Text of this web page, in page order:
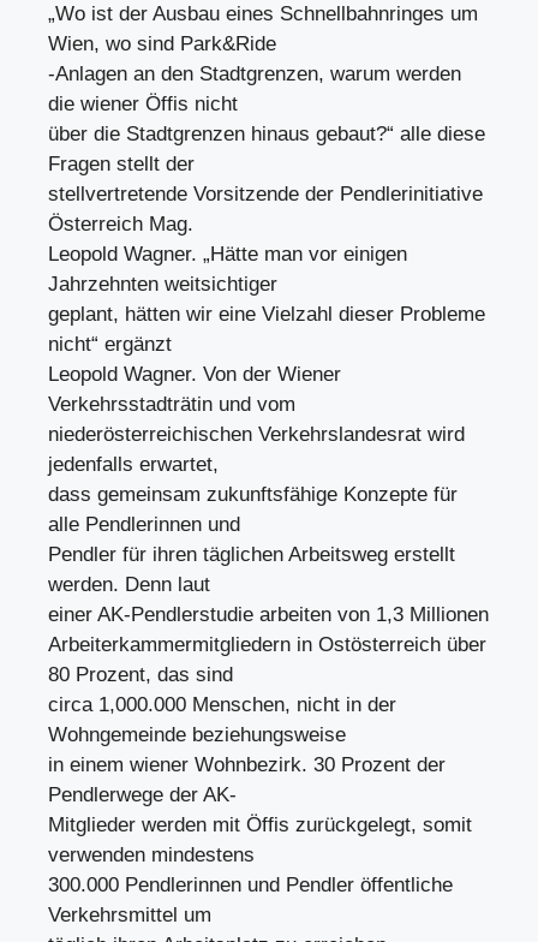
„Wo ist der Ausbau eines Schnellbahnringes um
Wien, wo sind Park&Ride
-Anlagen an den Stadtgrenzen, warum werden
die wiener Öffis nicht
über die Stadtgrenzen hinaus gebaut?“ alle diese
Fragen stellt der
stellvertretende Vorsitzende der Pendlerinitiative
Österreich Mag.
Leopold Wagner. „Hätte man vor einigen
Jahrzehnten weitsichtiger
geplant, hätten wir eine Vielzahl dieser Probleme
nicht“ ergänzt
Leopold Wagner. Von der Wiener
Verkehrsstadträtin und vom
niederösterreichischen Verkehrslandesrat wird
jedenfalls erwartet,
dass gemeinsam zukunftsfähige Konzepte für
alle Pendlerinnen und
Pendler für ihren täglichen Arbeitsweg erstellt
werden. Denn laut
einer AK-Pendlerstudie arbeiten von 1,3 Millionen
Arbeiterkammermitgliedern in Ostösterreich über
80 Prozent, das sind
circa 1,000.000 Menschen, nicht in der
Wohngemeinde beziehungsweise
in einem wiener Wohnbezirk. 30 Prozent der
Pendlerwege der AK-
Mitglieder werden mit Öffis zurückgelegt, somit
verwenden mindestens
300.000 Pendlerinnen und Pendler öffentliche
Verkehrsmittel um